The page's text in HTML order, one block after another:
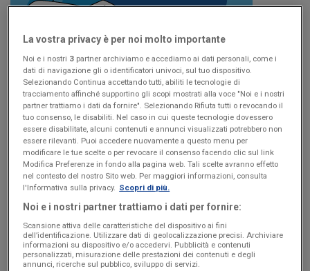
Apertura della Partita Iva
Stai per aprire Partita Iva? Scopri un'intera sezione dedicata
a te: guide, video e tanti altri contenuti per accompagnarti
nel mondo dell'imprenditorialità.
Vai ai contenuti
La vostra privacy è per noi molto importante
Noi e i nostri 3 partner archiviamo e accediamo ai dati personali, come i
dati di navigazione gli o identificatori univoci, sul tuo dispositivo.
Selezionando Continua accettando tutti, abiliti le tecnologie di
tracciamento affinché supportino gli scopi mostrati alla voce "Noi e i nostri
partner trattiamo i dati da fornire". Selezionando Rifiuta tutti o revocando il
tuo consenso, le disabiliti. Nel caso in cui queste tecnologie dovessero
essere disabilitate, alcuni contenuti e annunci visualizzati potrebbero non
essere rilevanti. Puoi accedere nuovamente a questo menu per
modificare le tue scelte o per revocare il consenso facendo clic sul link
Modifica Preferenze in fondo alla pagina web. Tali scelte avranno effetto
nel contesto del nostro Sito web. Per maggiori informazioni, consulta
l'Informativa sulla privacy. Scopri di più.
Noi e i nostri partner trattiamo i dati per fornire:
Scansione attiva delle caratteristiche del dispositivo ai fini
dell’identificazione. Utilizzare dati di geolocalizzazione precisi. Archiviare
informazioni su dispositivo e/o accedervi. Pubblicità e contenuti
personalizzati, misurazione delle prestazioni dei contenuti e degli
annunci, ricerche sul pubblico, sviluppo di servizi.